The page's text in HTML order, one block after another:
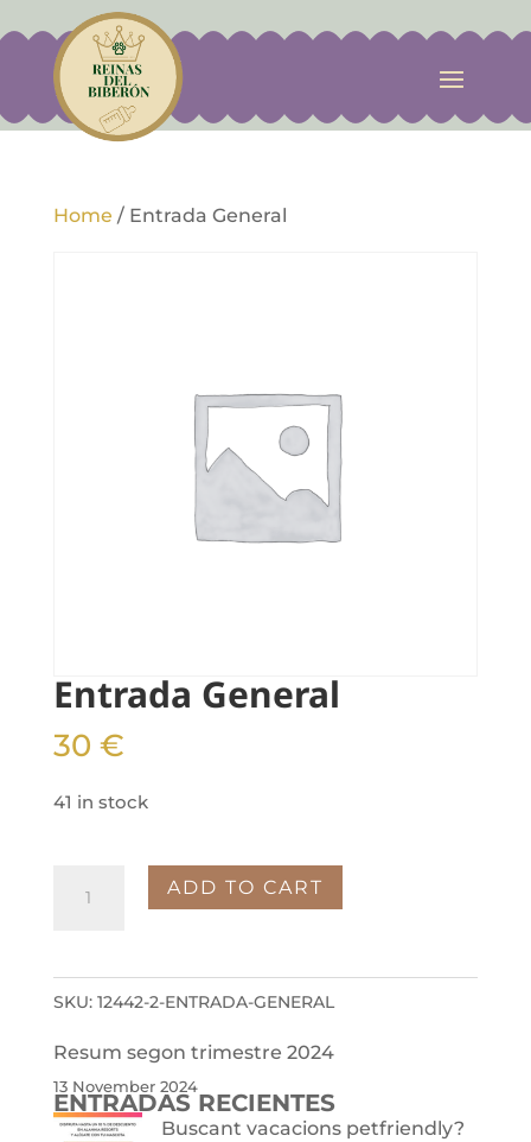
Home / Entrada General
Entrada General
30 €
41 in stock
ADD TO CART
SKU: 12442-2-ENTRADA-GENERAL
ENTRADAS RECIENTES
Resum segon trimestre 2024
13 November 2024
Buscant vacacions petfriendly?